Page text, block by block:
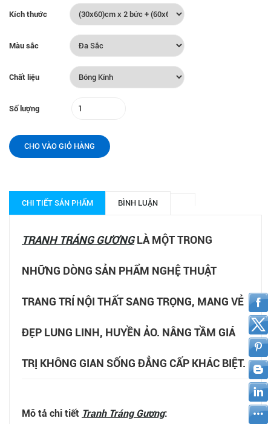
Kích thước
Màu sắc
Chất liệu
Số lượng
CHO VÀO GIỎ HÀNG
CHI TIẾT SẢN PHẨM BÌNH LUẬN
TRANH TRÁNG GƯƠNGLÀ MỘT TRONG
NHỮNG DÒNG SẢN PHẨM NGHỆ THUẬT
TRANG TRÍ NỘI THẤT SANG TRỌNG, MANG VẺ
ĐẸP LUNG LINH, HUYỀN ẢO. NÂNG TẦM GIÁ
TRỊ KHÔNG GIAN SỐNG ĐẲNG CẤP KHÁC BIỆT.
Mô tả chi tiết Tranh Tráng Gương: